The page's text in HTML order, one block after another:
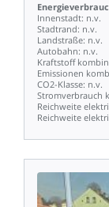
Innenstadt: n.v.
Stadtrand: n.v.
Landstraße: n.v.
Autobahn: n.v.
Kraftstoff
Emissionen
CO2-Klasse: n.v.
Stromverbrauch
Reichweite
Reichweite